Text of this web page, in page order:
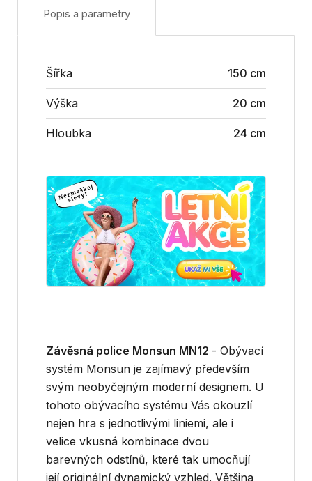
Popis a parametry
Šířka 150 cm
Výška 20 cm
Hloubka 24 cm
Závěsná police Monsun MN12 - Obývací
systém Monsun je zajímavý především
svým neobyčejným moderní designem. U
tohoto obývacího systému Vás okouzlí
nejen hra s jednotlivými liniemi, ale i
velice vkusná kombinace dvou
barevných odstínů, které tak umocňují
její originální dynamický vzhled. Většina